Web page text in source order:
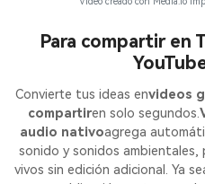
Para compartir en
Convierte tus ideas envideos
compartiren solo segundos.
audio nativoagrega
sonido y sonidos
vivos sin edición adicional. Ya